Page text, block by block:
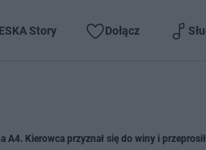
ESKA Story Dołącz
A4. Kierowca przyznał się do winy i przeprosił